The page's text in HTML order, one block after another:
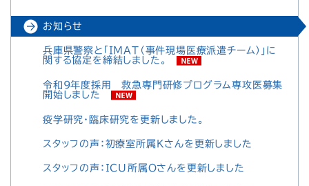
お知らせ
兵庫県警察と「IMAT（事件現場医療派遣チーム）」に
関する協定を締結しました。
令和9年度採用 救急専門研修プログラム専攻医募集
開始しました
疫学研究・臨床研究を更新しました。
スタッフの声：初療室所属Kさんを更新しました
スタッフの声：ICU所属Oさんを更新しました